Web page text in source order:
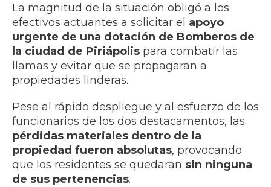
La magnitud de la situación obligó a los
efectivos actuantes a solicitar el apoyo
urgente de una dotación de Bomberos de
la ciudad de Piriápolis para combatir las
llamas y evitar que se propagaran a
propiedades linderas.
Pese al rápido despliegue y al esfuerzo de los
funcionarios de los dos destacamentos, las
pérdidas materiales dentro de la
propiedad fueron absolutas, provocando
que los residentes se quedaran sin ninguna
de sus pertenencias.